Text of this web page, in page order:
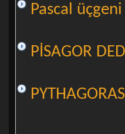
Pascal üçgeni
PİSAGOR
PYTHAGORAS